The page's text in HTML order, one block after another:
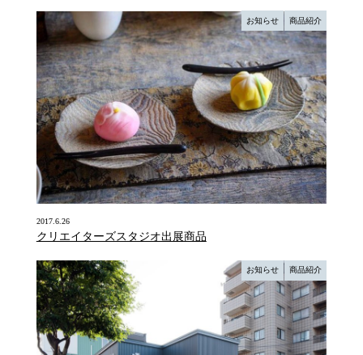
お知らせ 商品紹介
2017.6.26
クリエイターズスタジオ出展商品
お知らせ 商品紹介